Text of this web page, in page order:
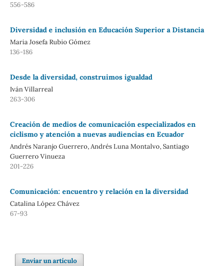
556-586
Diversidad e inclusión en Educación Superior a Distancia
Maria Josefa Rubio Gómez
136-186
Desde la diversidad, construimos igualdad
Iván Villarreal
263-306
Creación de medios de comunicación especializados en
ciclismo y atención a nuevas audiencias en Ecuador
Andrés Naranjo Guerrero, Andrés Luna Montalvo, Santiago
Guerrero Vinueza
201-226
Comunicación: encuentro y relación en la diversidad
Catalina López Chávez
67-93
Enviar un artículo